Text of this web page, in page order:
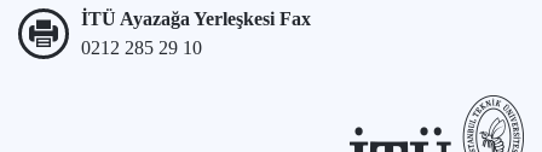
İTÜ Ayazağa Yerleşkesi Fax
0212 285 29 10